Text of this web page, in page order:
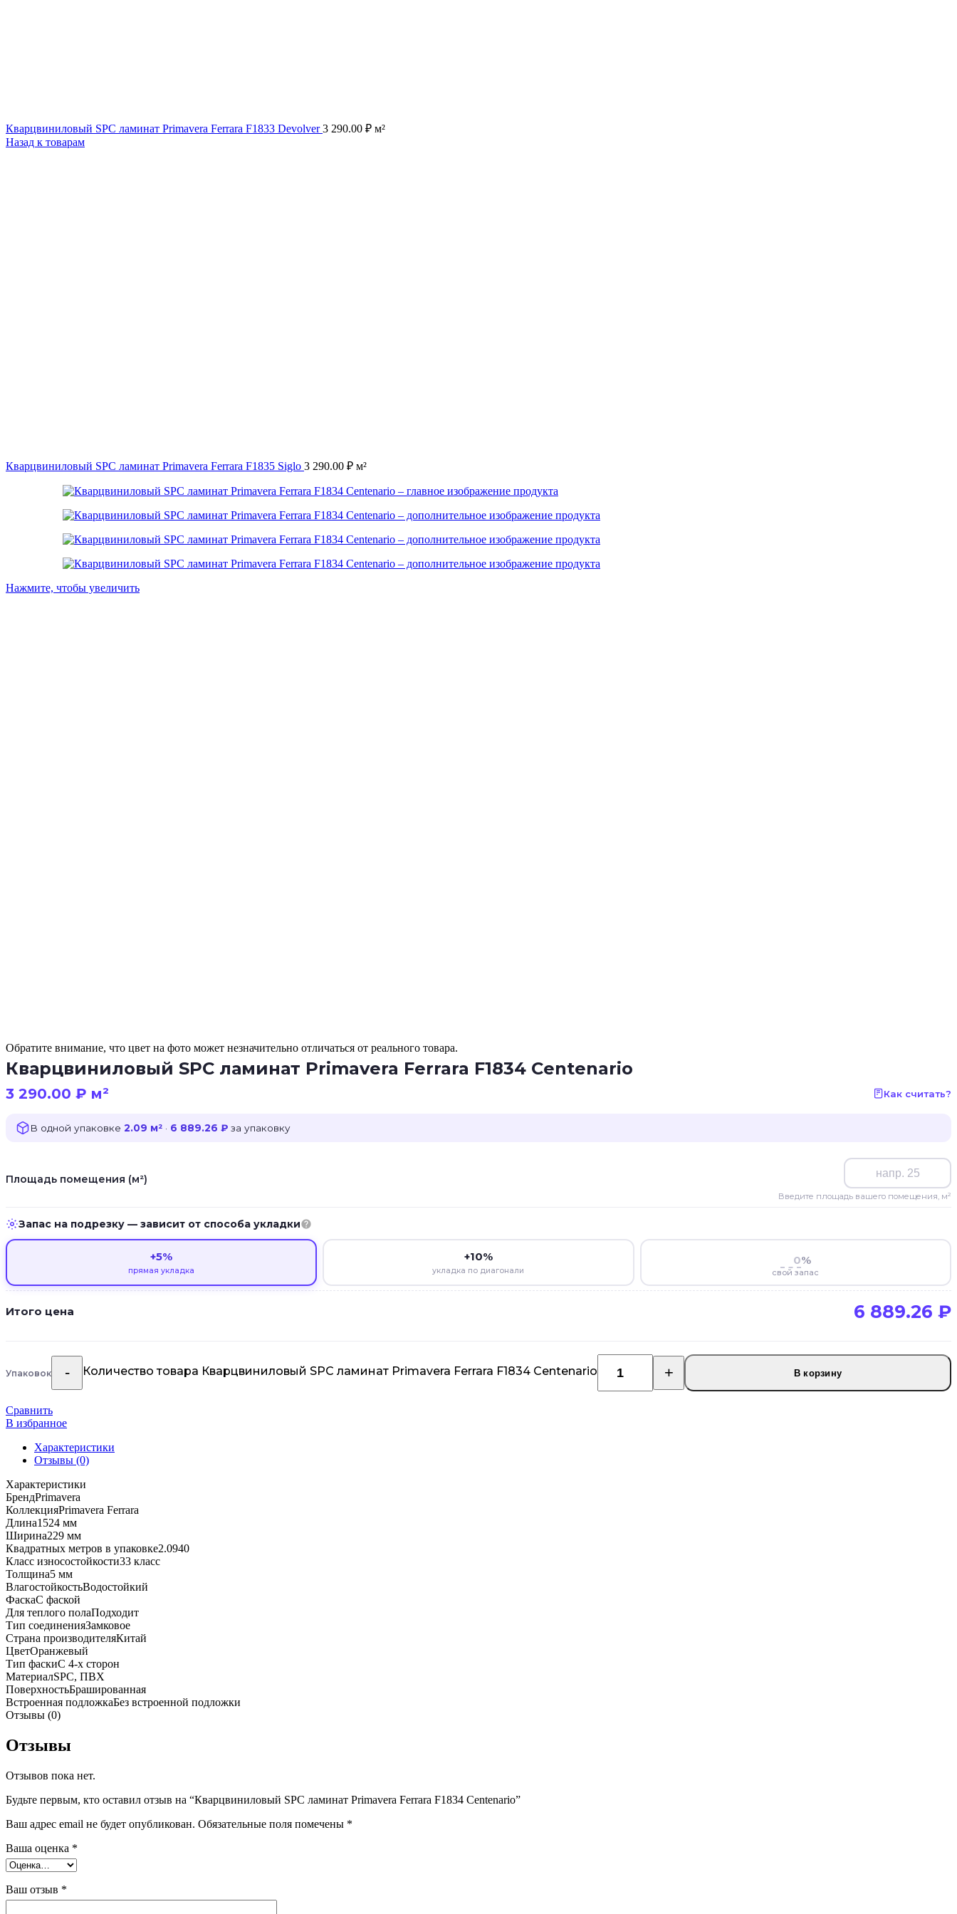
Кварцвиниловый SPC ламинат Primavera Ferrara F1833 Devolver3 290.00 ₽ м²
Назад к товарам
Кварцвиниловый SPC ламинат Primavera Ferrara F1835 Siglo 3 290.00 ₽ м²
Нажмите, чтобы увеличить
Обратите внимание, что цвет на фото может незначительно отличаться от реального товара.
Кварцвиниловый SPC ламинат Primavera Ferrara F1834 Centenario
3 290.00 ₽ м² Как считать?
В одной упаковке 2.09 м² · 6 889.26 ₽ за упаковку
Площадь помещения (м²)
Введите площадь вашего помещения, м²
Запас на подрезку — зависит от способа укладки
+5%
прямая укладка
+10%
укладка по диагонали
%
свой запас
Итого цена 6 889.26 ₽
Упаковок Количество товара Кварцвиниловый SPC ламинат Primavera Ferrara F1834 Centenario В корзину
Сравнить
В избранное
Характеристики
Отзывы (0)
Характеристики
БрендPrimavera
КоллекцияPrimavera Ferrara
Длина1524 мм
Ширина229 мм
Квадратных метров в упаковке2.0940
Класс износостойкости33 класс
Толщина5 мм
ВлагостойкостьВодостойкий
ФаскаС фаской
Для теплого полаПодходит
Тип соединенияЗамковое
Страна производителяКитай
ЦветОранжевый
Тип фаскиС 4-х сторон
МатериалSPC, ПВХ
ПоверхностьБрашированная
Встроенная подложкаБез встроенной подложки
Отзывы (0)
Отзывы
Отзывов пока нет.
Будьте первым, кто оставил отзыв на “Кварцвиниловый SPC ламинат Primavera Ferrara F1834 Centenario”
Ваш адрес email не будет опубликован. Обязательные поля помечены *
Ваша оценка *
Ваш отзыв *